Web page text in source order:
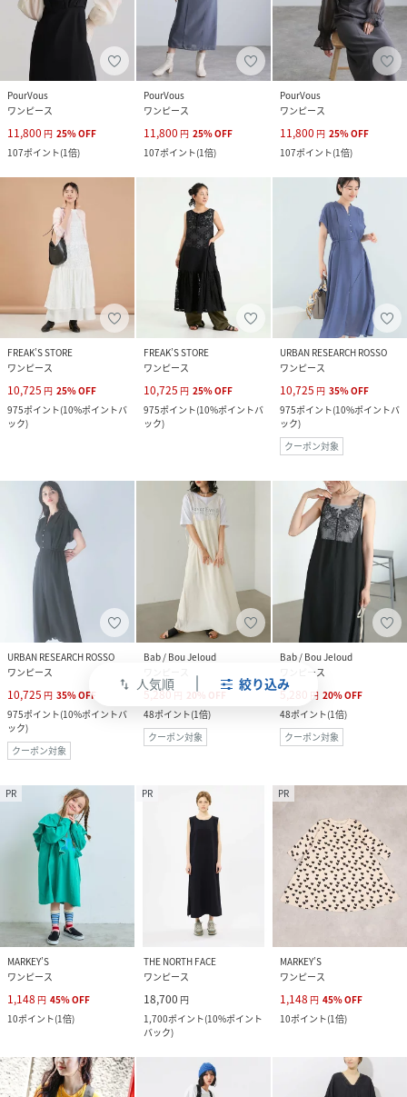
swap_vert 人気順 絞り込み
PourVous
ワンピース
11,800 円 25%OFF
107ポイント(1倍)
PourVous
ワンピース
11,800 円 25%OFF
107ポイント(1倍)
PourVous
ワンピース
11,800 円 25%OFF
107ポイント(1倍)
FREAK’S STORE
ワンピース
10,725 円 25%OFF
975ポイント(10%ポイントバ
ック)
FREAK’S STORE
ワンピース
10,725 円 25%OFF
975ポイント(10%ポイントバ
ック)
URBAN RESEARCH ROSSO
ワンピース
10,725 円 35%OFF
975ポイント(10%ポイントバ
ック)
クーポン対象
URBAN RESEARCH ROSSO
ワンピース
10,725 円 35%OFF
975ポイント(10%ポイントバ
ック)
クーポン対象
Bab / Bou Jeloud
5,280 円 20% OFF
48ポイント(1倍)
クーポン対象
Bab / Bou Jeloud
ワンピース
5,280 円 20%OFF
48ポイント(1倍)
クーポン対象
PR
MARKEY’S
ワンピース
1,148 円 45%OFF
10ポイント(1倍)
PR
THE NORTH FACE
ワンピース
18,700 円
1,700ポイント(10%ポイント
バック)
PR
MARKEY’S
ワンピース
1,148 円 45%OFF
10ポイント(1倍)